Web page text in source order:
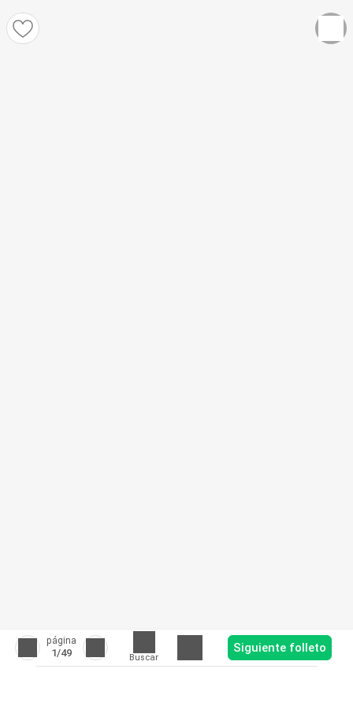
página
1/49 Buscar
Siguiente folleto